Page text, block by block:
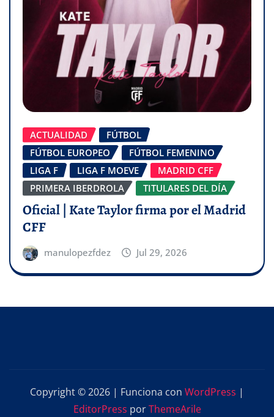
ACTUALIDAD
FÚTBOL
FÚTBOL EUROPEO
FÚTBOL FEMENINO
LIGA F
LIGA F MOEVE
MADRID CFF
PRIMERA IBERDROLA
TITULARES DEL DÍA
Oficial | Kate Taylor firma por el Madrid
CFF
manulopezfdez Jul 29, 2026
Copyright © 2026 | Funciona con WordPress |
EditorPress porThemeArile